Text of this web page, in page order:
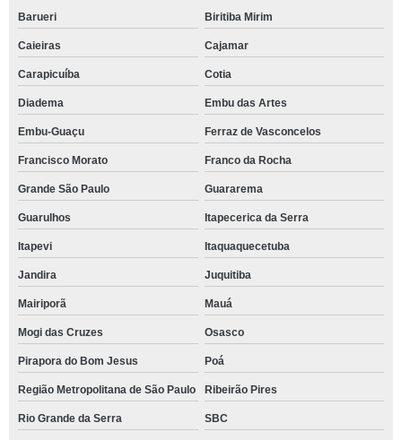
Barueri Biritiba Mirim
Caieiras Cajamar
Carapicuíba Cotia
Diadema Embu das Artes
Embu-Guaçu Ferraz de Vasconcelos
Francisco Morato Franco da Rocha
Grande São Paulo Guararema
Guarulhos Itapecerica da Serra
Itapevi Itaquaquecetuba
Jandira Juquitiba
Mairiporã Mauá
Mogi das Cruzes Osasco
Pirapora do Bom Jesus Poá
Região Metropolitana de São Paulo Ribeirão Pires
Rio Grande da Serra SBC